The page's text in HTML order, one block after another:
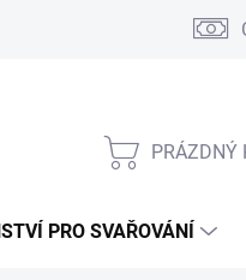
PRÁZDNÝ
PRO SVAŘOVÁNÍ